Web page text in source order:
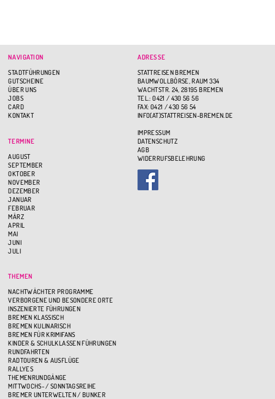
NAVIGATION
STADTFÜHRUNGEN
GUTSCHEINE
ÜBER UNS
JOBS
CARD
KONTAKT
TERMINE
AUGUST
SEPTEMBER
OKTOBER
NOVEMBER
DEZEMBER
JANUAR
FEBRUAR
MÄRZ
APRIL
MAI
JUNI
JULI
THEMEN
NACHTWÄCHTER PROGRAMME
VERBORGENE UND BESONDERE ORTE
INSZENIERTE FÜHRUNGEN
BREMEN KLASSISCH
BREMEN KULINARISCH
BREMEN FÜR KRIMIFANS
KINDER & SCHULKLASSEN FÜHRUNGEN
RUNDFAHRTEN
RADTOUREN & AUSFLÜGE
RALLYES
THEMENRUNDGÄNGE
MITTWOCHS- / SONNTAGSREIHE
BREMER UNTERWELTEN / BUNKER
ADRESSE
STATTREISEN BREMEN
BAUMWOLLBÖRSE, RAUM 334
WACHTSTR. 24, 28195 BREMEN
TEL.: 0421 / 430 56 56
FAX: 0421 / 430 56 54
INFO(AT)STATTREISEN-BREMEN.DE
IMPRESSUM
DATENSCHUTZ
AGB
WIDERRUFSBELEHRUNG